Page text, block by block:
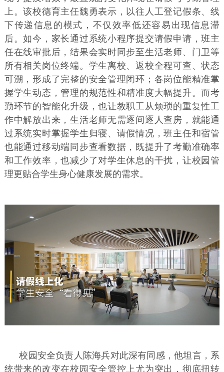
上。该校德育主任魏勇表示，以往人工登记假条、线
下传递信息的模式，不仅效率低还容易出现信息滞
后。如今，家长通过系统小程序提交请假申请，班主
任在线审批后，结果会实时同步至生活老师、门卫等
所有相关岗位终端。学生离校、返校全程可查、状态
可溯，形成了完整的安全管理闭环；各岗位能精准掌
握学生动态，管理的规范性和精准度大幅提升。而考
勤环节的智能化升级，也让教职工从烦琐的重复性工
作中解放出来，生活老师无需逐间逐人查房，就能通
过系统实时掌握学生归寝、请假情况，班主任和宿管
也能通过移动端同步查看数据，既提升了考勤准确率
和工作效率，也减少了对学生休息的干扰，让校园管
理更贴合学生身心健康发展的需求。
校园安全负责人陈海兵对此深有同感，他坦言，系
统带来的改变在校园安全管控上尤为突出，彻底扭转